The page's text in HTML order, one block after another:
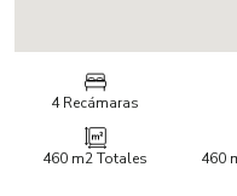
4 Recámaras
460 m2Totales 460